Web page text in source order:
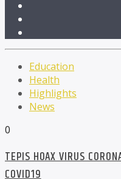
Education
Health
Highlights
News
0
TEPIS HOAX VIRUS
COVID19